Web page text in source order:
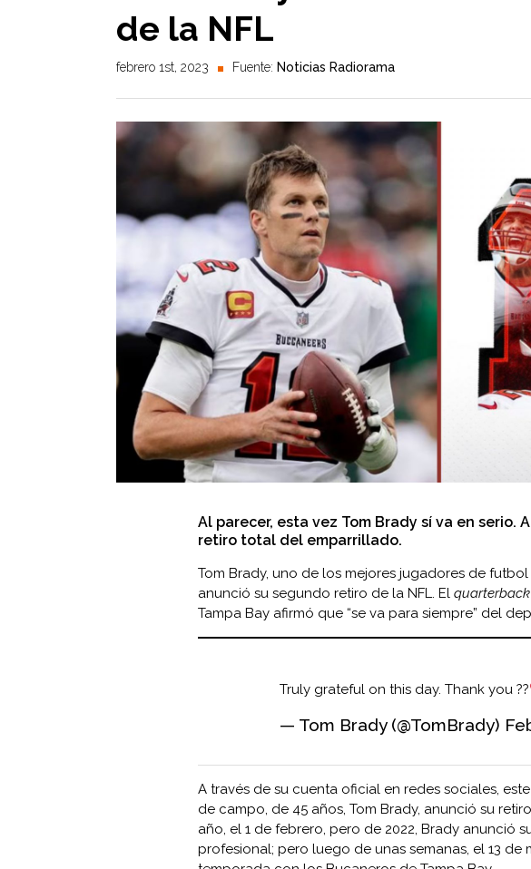
de la NFL
febrero 1st, 2023 Fuente: Noticias Radiorama
Al parecer, esta vez Tom Brady sí va en serio.
retiro total del emparrillado.
Tom Brady, uno de los mejores jugadores de
anunció su segundo retiro de la NFL. El quarterback
Tampa Bay afirmó que “se va para siempre” del
Truly grateful on this day. Thank you ??
— Tom Brady (@TomBrady)
A través de su cuenta oficial en redes sociales,
de campo, de 45 años, Tom Brady, anunció su
año, el 1 de febrero, pero de 2022, Brady anunció
profesional; pero luego de unas semanas, el 13